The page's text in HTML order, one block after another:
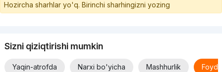
Hozircha sharhlar yo'q. Birinchi sharhingizni yozing
Sizni qiziqtirishi mumkin
Yaqin-atrofda Narxi bo'yicha Mashhurlik